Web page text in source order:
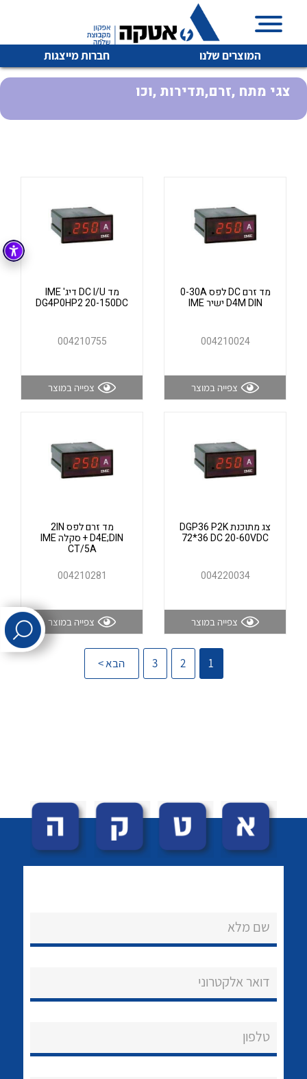
המוצרים שלנו חברות מייצגות
מיתוג, בקרה , ואינסטלציה חשמלית ופעילה ב7 תחומים:
חשמל מיתוג ואינסטלציה חשמלית
זיווד קופסאות וארונות לחשמל, בקרה ואלקטרוניקה
פתרונות וציוד לסביבה נפיצה EX
מטענים לרכב חשמלי
פתרונות לתחום הסולארי
לכל מוצרי היצרן לכל מוצרי היצרן
לכל מוצרי היצרן לכל מוצרי היצרן
לכל מוצרי היצרן
צגי מתח ,זרם,תדירות ,וכו
מד זרם DC לפס 0-30A
D4M DIN ישיר IME
004210024
צפייה במוצר
מד DC I/U דיג' IME
DG4P0HP2 20-150DC
004210755
צפייה במוצר
צג מתוכנת DGP36 P2K
72*36 DC 20-60VDC
004220034
צפייה במוצר
מד זרם לפס 2IN
D4E;DIN + סקלה IME
CT/5A
004210281
צפייה במוצר
1
2
3 הבא >
שם מלא
דואר אלקטרוני
טלפון